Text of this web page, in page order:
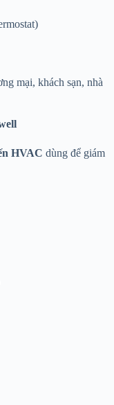
mại, khách sạn, nhà
HVAC dùng để giám